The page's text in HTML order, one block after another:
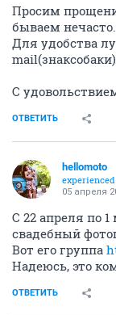
Просим
бываем нечасто.
Для удобства
С
ОТВЕТИТЬ
hellomoto
experienced
05 апреля
С 22 апреля по
свадебный
Вот его группа
Надеюсь, это
ОТВЕТИТЬ